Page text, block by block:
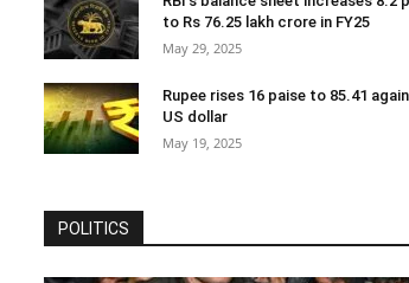
to Rs 76.25 lakh crore in FY25
May 29, 2025
Rupee rises 16 paise to 85.41
US dollar
May 19, 2025
POLITICS